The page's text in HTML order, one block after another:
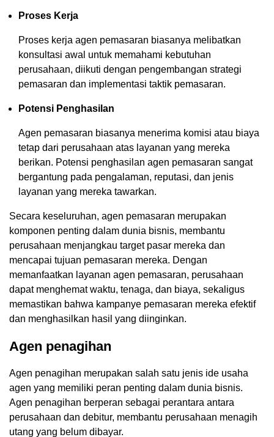
Proses Kerja
Proses kerja agen pemasaran biasanya melibatkan
konsultasi awal untuk memahami kebutuhan
perusahaan, diikuti dengan pengembangan strategi
pemasaran dan implementasi taktik pemasaran.
Potensi Penghasilan
Agen pemasaran biasanya menerima komisi atau biaya
tetap dari perusahaan atas layanan yang mereka
berikan. Potensi penghasilan agen pemasaran sangat
bergantung pada pengalaman, reputasi, dan jenis
layanan yang mereka tawarkan.
Secara keseluruhan, agen pemasaran merupakan
komponen penting dalam dunia bisnis, membantu
perusahaan menjangkau target pasar mereka dan
mencapai tujuan pemasaran mereka. Dengan
memanfaatkan layanan agen pemasaran, perusahaan
dapat menghemat waktu, tenaga, dan biaya, sekaligus
memastikan bahwa kampanye pemasaran mereka efektif
dan menghasilkan hasil yang diinginkan.
Agen penagihan
Agen penagihan merupakan salah satu jenis ide usaha
agen yang memiliki peran penting dalam dunia bisnis.
Agen penagihan berperan sebagai perantara antara
perusahaan dan debitur, membantu perusahaan menagih
utang yang belum dibayar.